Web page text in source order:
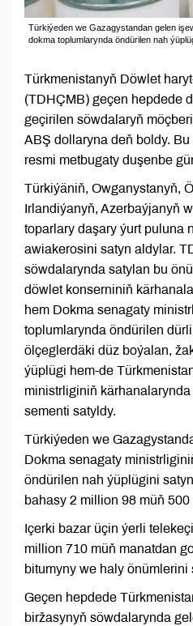
Türkiýeden we Gazagystandan gelen
dokma toplumlarynda öndürilen nah
Türkmenistanyň Döwlet
(TDHÇMB) geçen hepdede
geçirilen söwdalaryň
ABŞ dollaryna deň boldy.
resmi metbugaty duşenbe
Türkiýäniň, Owganystanyň,
Irlandiýanyň, Azerbaýjanyň
toparlary daşary ýurt puluna
awiakerosini satyn aldylar.
söwdalarynda satylan bu
döwlet konserniniň
hem Dokma senagaty
toplumlarynda öndürilen
ölçeglerdäki düz boýalan,
ýüplügi hem-de
ministrliginiň
sementi satyldy.
Türkiýeden we
Dokma senagaty
öndürilen nah ýüplügini
bahasy 2 million 98 müň
Içerki bazar üçin ýerli
million 710 müň manatdan
bitumyny we haly önümlerini
Geçen hepdede
biržasynyň söwdalarynda